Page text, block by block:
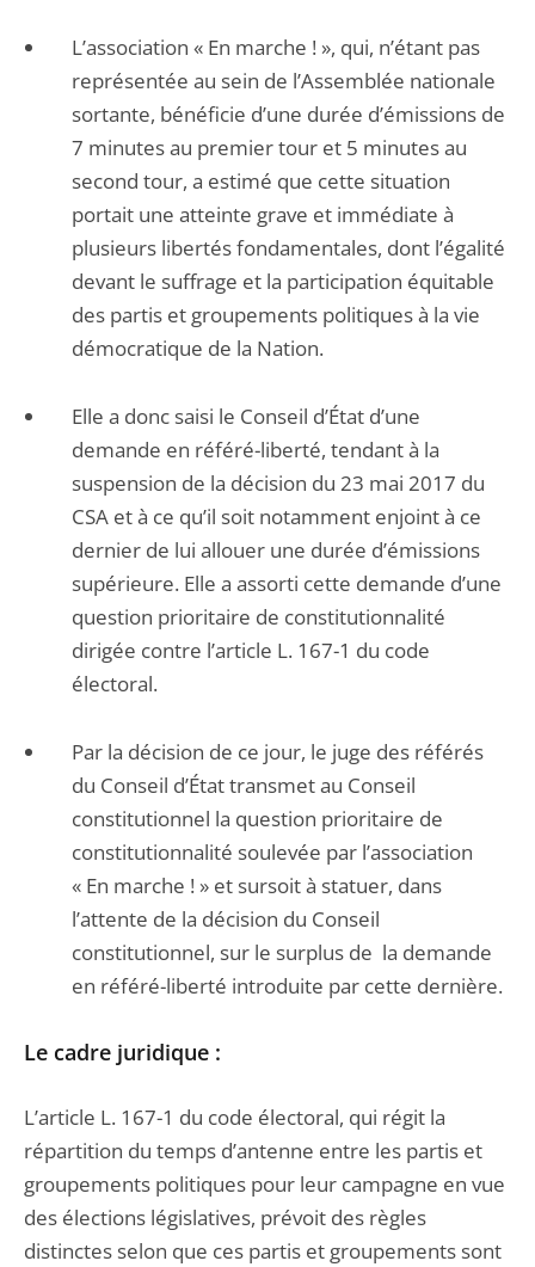
L’association « En marche ! », qui, n’étant pas
représentée au sein de l’Assemblée nationale
sortante, bénéficie d’une durée d’émissions de
7 minutes au premier tour et 5 minutes au
second tour, a estimé que cette situation
portait une atteinte grave et immédiate à
plusieurs libertés fondamentales, dont l’égalité
devant le suffrage et la participation équitable
des partis et groupements politiques à la vie
démocratique de la Nation.
Elle a donc saisi le Conseil d’État d’une
demande en référé-liberté, tendant à la
suspension de la décision du 23 mai 2017 du
CSA et à ce qu’il soit notamment enjoint à ce
dernier de lui allouer une durée d’émissions
supérieure. Elle a assorti cette demande d’une
question prioritaire de constitutionnalité
dirigée contre l’article L. 167-1 du code
électoral.
Par la décision de ce jour, le juge des référés
du Conseil d’État transmet au Conseil
constitutionnel la question prioritaire de
constitutionnalité soulevée par l’association
« En marche ! » et sursoit à statuer, dans
l’attente de la décision du Conseil
constitutionnel, sur le surplus de la demande
en référé-liberté introduite par cette dernière.
Le cadre juridique :
L’article L. 167-1 du code électoral, qui régit la
répartition du temps d’antenne entre les partis et
groupements politiques pour leur campagne en vue
des élections législatives, prévoit des règles
distinctes selon que ces partis et groupements sont